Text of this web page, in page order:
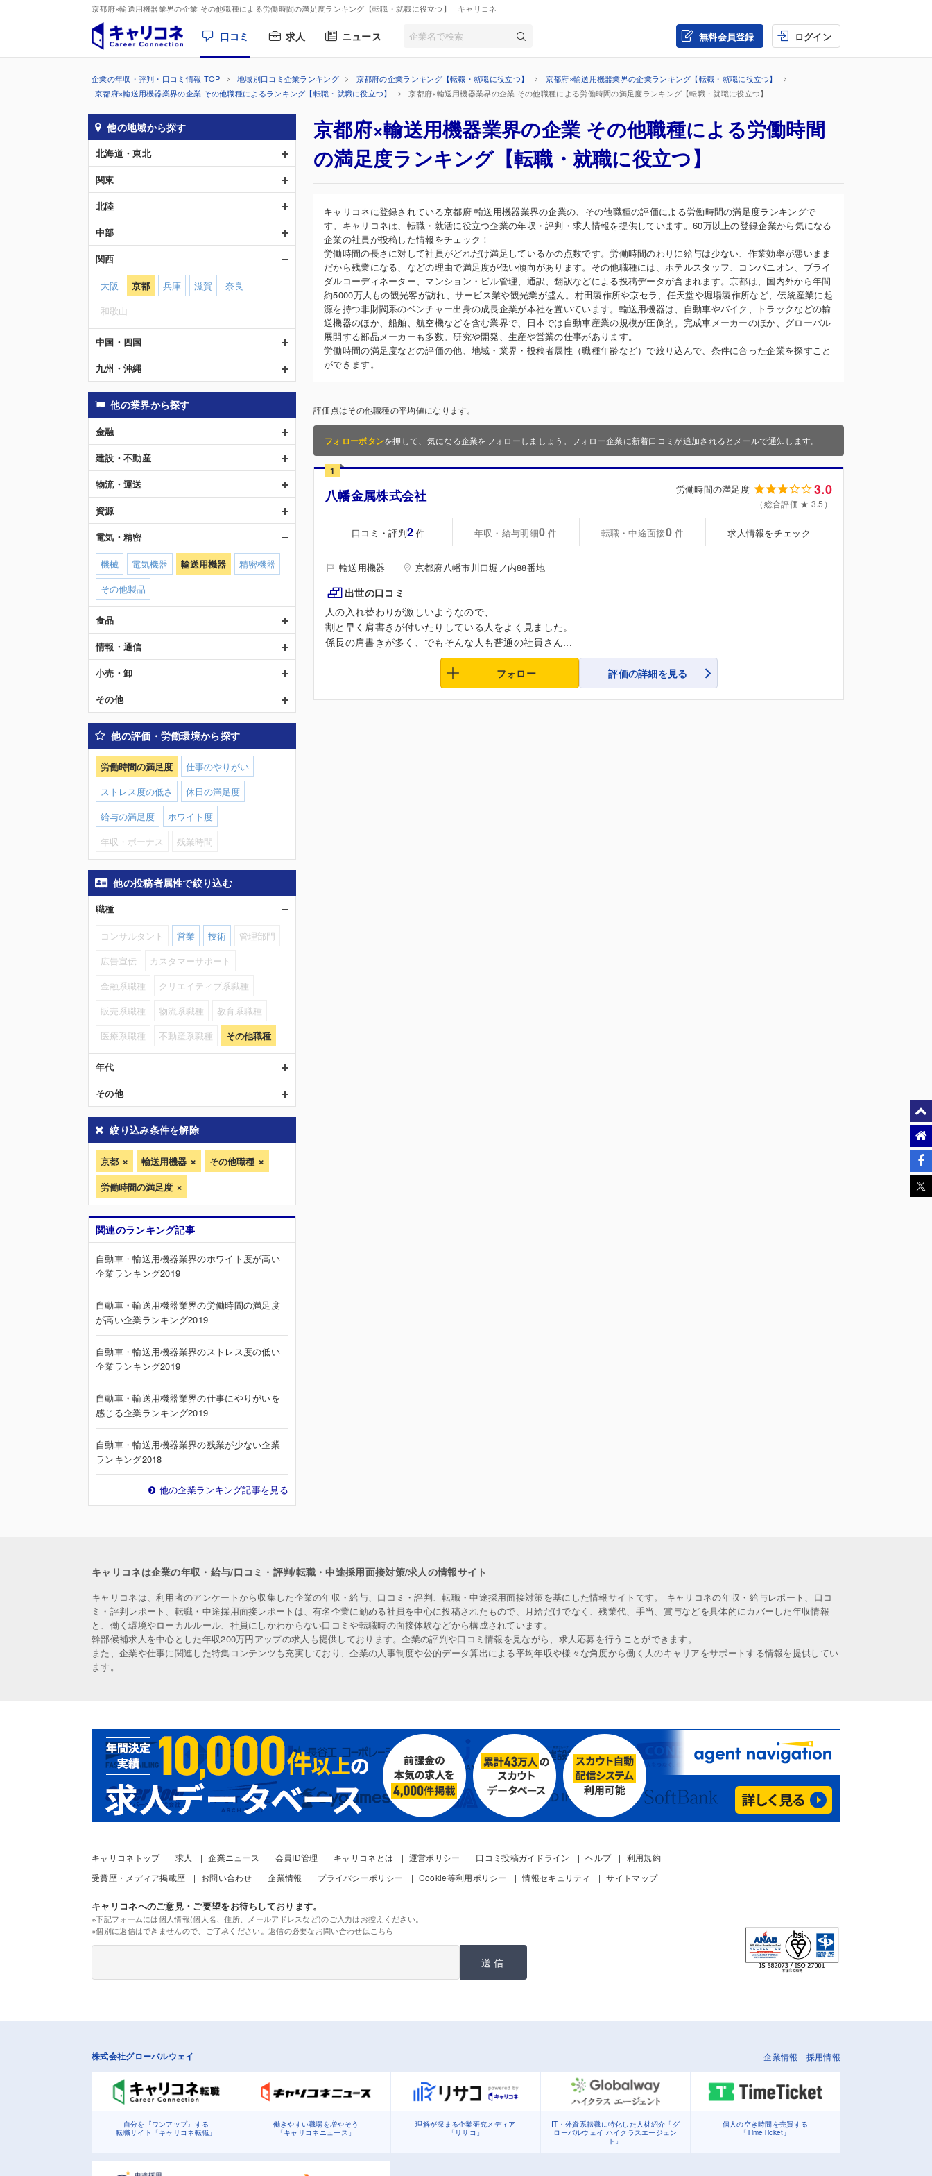
京都府×輸送用機器業界の企業 その他職種による労働時間の満足度ランキング【転職・就職に役立つ】 | キャリコネ
口コミ 求人 ニュース 無料会員登録 ログイン
企業の年収・評判・口コミ情報 TOP 地域別口コミ企業ランキング 京都府の企業ランキング【転職・就職に役立つ】
京都府×輸送用機器業界の企業ランキング【転職・就職に役立つ】
京都府×輸送用機器業界の企業 その他職種によるランキング【転職・就職に役立つ】
京都府×輸送用機器業界の企業 その他職種による労働時間の満足度ランキング【転職・就職に役立つ】
京都府×輸送用機器業界の企業 その他職種による労働時間
の満足度ランキング【転職・就職に役立つ】
キャリコネに登録されている京都府 輸送用機器業界の企業の、その他職種の評価による労働時間の満足度ランキングで
す。キャリコネは、転職・就活に役立つ企業の年収・評判・求人情報を提供しています。60万以上の登録企業から気になる
企業の社員が投稿した情報をチェック！
労働時間の長さに対して社員がどれだけ満足しているかの点数です。労働時間のわりに給与は少ない、作業効率が悪いまま
だから残業になる、などの理由で満足度が低い傾向があります。その他職種には、ホテルスタッフ、コンパニオン、ブライ
ダルコーディネーター、マンション・ビル管理、通訳、翻訳などによる投稿データが含まれます。京都は、国内外から年間
約5000万人もの観光客が訪れ、サービス業や観光業が盛ん。村田製作所や京セラ、任天堂や堀場製作所など、伝統産業に起
源を持つ非財閥系のベンチャー出身の成長企業が本社を置いています。輸送用機器は、自動車やバイク、トラックなどの輸
送機器のほか、船舶、航空機などを含む業界で、日本では自動車産業の規模が圧倒的。完成車メーカーのほか、グローバル
展開する部品メーカーも多数。研究や開発、生産や営業の仕事があります。
労働時間の満足度などの評価の他、地域・業界・投稿者属性（職種年齢など）で絞り込んで、条件に合った企業を探すこと
ができます。
評価点はその他職種の平均値になります。
フォローボタンを押して、気になる企業をフォローしましょう。フォロー企業に新着口コミが追加されるとメールで通知します。
1
八幡金属株式会社 労働時間の満足度 3.0
（総合評価 ★ 3.5）
口コミ・評判2 件 年収・給与明細0 件 転職・中途面接0 件 求人情報をチェック
輸送用機器 京都府八幡市川口堀ノ内88番地
出世の口コミ
人の入れ替わりが激しいようなので、
割と早く肩書きが付いたりしている人をよく見ました。
係長の肩書きが多く、でもそんな人も普通の社員さん...
フォロー 評価の詳細を見る
他の地域から探す
北海道・東北
関東
北陸
中部
関西
大阪 京都 兵庫 滋賀
奈良
和歌山
中国・四国
九州・沖縄
他の業界から探す
金融
建設・不動産
物流・運送
資源
電気・精密
機械 電気機器 輸送用機器
精密機器
その他製品
食品
情報・通信
小売・卸
その他
他の評価・労働環境から探す
労働時間の満足度
仕事のやりがい
ストレス度の低さ
休日の満足度
給与の満足度
ホワイト度
年収・ボーナス
残業時間
他の投稿者属性で絞り込む
職種
コンサルタント 営業 技術
管理部門
広告宣伝
カスタマーサポート
金融系職種
クリエイティブ系職種
販売系職種
物流系職種
教育系職種
医療系職種
不動産系職種 その他職種
年代
その他
絞り込み条件を解除
京都 輸送用機器
その他職種
労働時間の満足度
関連のランキング記事
自動車・輸送用機器業界のホワイト度が高い
企業ランキング2019
自動車・輸送用機器業界の労働時間の満足度
が高い企業ランキング2019
自動車・輸送用機器業界のストレス度の低い
企業ランキング2019
自動車・輸送用機器業界の仕事にやりがいを
感じる企業ランキング2019
自動車・輸送用機器業界の残業が少ない企業
ランキング2018
他の企業ランキング記事を見る
キャリコネは企業の年収・給与/口コミ・評判/転職・中途採用面接対策/求人の情報サイト
キャリコネは、利用者のアンケートから収集した企業の年収・給与、口コミ・評判、転職・中途採用面接対策を基にした情報サイトです。 キャリコネの年収・給与レポート、口コ
ミ・評判レポート、転職・中途採用面接レポートは、有名企業に勤める社員を中心に投稿されたもので、月給だけでなく、残業代、手当、賞与などを具体的にカバーした年収情報
と、働く環境やローカルルール、社員にしかわからない口コミや転職時の面接体験などから構成されています。
幹部候補求人を中心とした年収200万円アップの求人も提供しております。企業の評判や口コミ情報を見ながら、求人応募を行うことができます。
また、企業や仕事に関連した特集コンテンツも充実しており、企業の人事制度や公的データ算出による平均年収や様々な角度から働く人のキャリアをサポートする情報を提供してい
ます。
キャリコネトップ 求人 企業ニュース 会員ID管理 キャリコネとは 運営ポリシー 口コミ投稿ガイドライン ヘルプ
利用規約
受賞歴・メディア掲載歴
お問い合わせ 企業情報 プライバシーポリシー Cookie等利用ポリシー 情報セキュリティ サイトマップ
キャリコネへのご意見・ご要望をお待ちしております。
※下記フォームには個人情報(個人名、住所、メールアドレスなど)のご入力はお控えください。
※個別に返信はできませんので、ご了承ください。 返信の必要なお問い合わせはこちら
送信
株式会社グローバルウェイ 企業情報 採用情報
自分を『ワンアップ』する
転職サイト「キャリコネ転職」
働きやすい職場を増やそう
「キャリコネニュース」
理解が深まる企業研究メディア
「リサコ」
IT・外資系転職に特化した人材紹介「グ
ローバルウェイ ハイクラスエージェン
ト」
個人の空き時間を売買する
「TimeTicket」